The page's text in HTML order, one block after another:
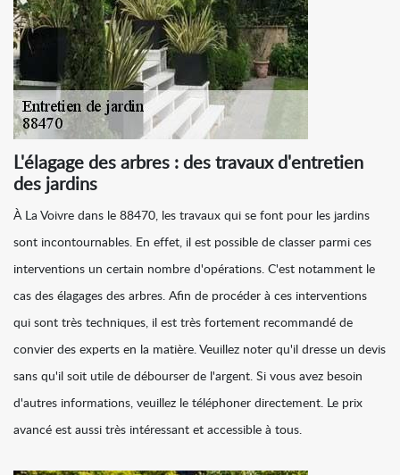
L'élagage des arbres : des travaux d'entretien
des jardins
À La Voivre dans le 88470, les travaux qui se font pour les jardins
sont incontournables. En effet, il est possible de classer parmi ces
interventions un certain nombre d'opérations. C'est notamment le
cas des élagages des arbres. Afin de procéder à ces interventions
qui sont très techniques, il est très fortement recommandé de
convier des experts en la matière. Veuillez noter qu'il dresse un devis
sans qu'il soit utile de débourser de l'argent. Si vous avez besoin
d'autres informations, veuillez le téléphoner directement. Le prix
avancé est aussi très intéressant et accessible à tous.